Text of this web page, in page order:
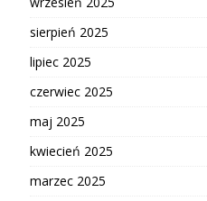
sierpień 2025
lipiec 2025
czerwiec 2025
maj 2025
kwiecień 2025
marzec 2025